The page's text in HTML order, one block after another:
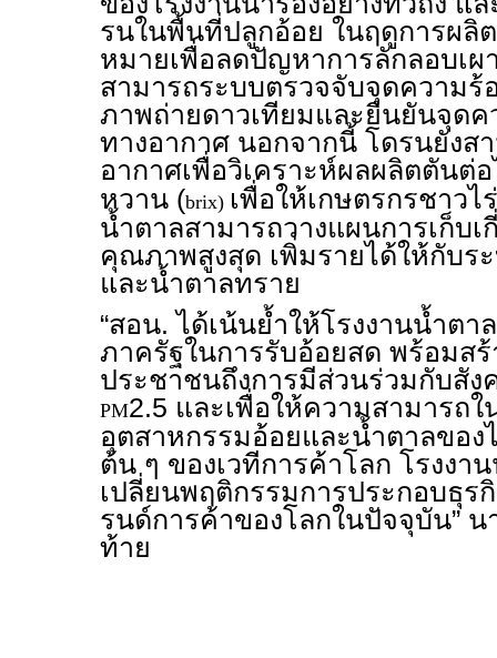
รนในพื้นที่ปลูกอ้อย ในฤดูการผลิ
หมายเพื่อลดปัญหาการลักลอบเผ
สามารถระบบตรวจจับจุดความ
ภาพถ่ายดาวเทียมและยืนยันจุด
ทางอากาศ นอกจากนี้ โดรนยังส
อากาศเพื่อวิเคราะห์ผลผลิตตันต่อ
หวาน (brix) เพื่อให้เกษตรกรชาวไ
น้ำตาลสามารถวางแผนการเก็บ
คุณภาพสูงสุด เพิ่มรายได้ให้กับร
และน้ำตาลทราย
“สอน. ได้เน้นย้ำให้โรงงานน้ำต
ภาครัฐในการรับอ้อยสด พร้อมส
ประชาชนถึงการมีส่วนร่วมกับสัง
PM2.5 และเพื่อให้ความสามารถ
อุตสาหกรรมอ้อยและน้ำตาลของ
ต้น ๆ ของเวทีการค้าโลก โรงงา
เปลี่ยนพฤติกรรมการประกอบธุร
รนด์การค้าของโลกในปัจจุบัน” น
ท้าย